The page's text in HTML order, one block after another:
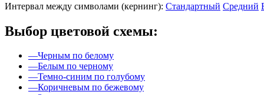
Интервал между символами (кернинг): Стандартный Средний
Выбор цветовой схемы:
—Черным по белому
—Белым по черному
—Темно-синим по голубому
—Коричневым по бежевому